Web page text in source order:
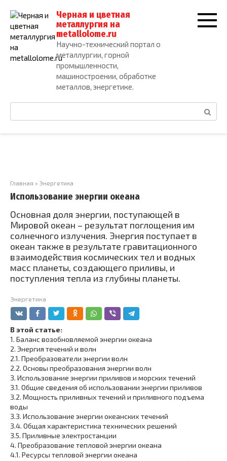
контенту
Черная и цветная
металлургия на
metallolome.ru
Научно-технический портал о
металлургии, горной
промышленности,
машиностроении, обработке
металлов, энергетике.
Главная » Энергетика
Использование энергии океана
Основная доля энергии, поступающей в
Мировой океан – результат поглощения им
солнечного излучения. Энергия поступает в
океан также в результате гравитационного
взаимодействия космических тел и водных
масс планеты, создающего приливы, и
поступления тепла из глубины планеты.
Энергетика
В этой статье:
1. Баланс возобновляемой энергии океана
2. Энергия течений и волн
2.1. Преобразователи энергии волн
2.2. Основы преобразования энергии волн
3. Использование энергии приливов и морских течений
3.1. Общие сведения об использовании энергии приливов
3.2. Мощность приливных течений и приливного подъема
воды
3.3. Использование энергии океанских течений
3.4. Общая характеристика технических решений
3.5. Приливные электростанции
4. Преобразование тепловой энергии океана
4.1. Ресурсы тепловой энергии океана